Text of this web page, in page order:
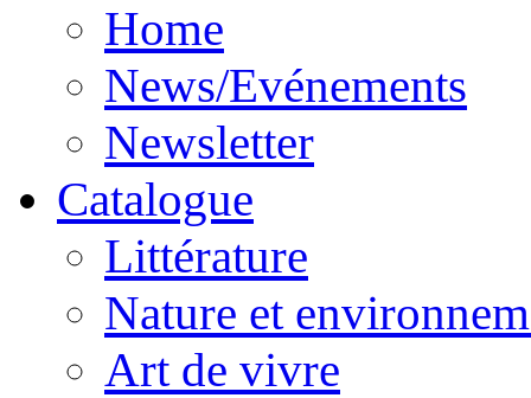
Home
News/Evénements
Newsletter
Catalogue
Littérature
Nature et
Art de vivre